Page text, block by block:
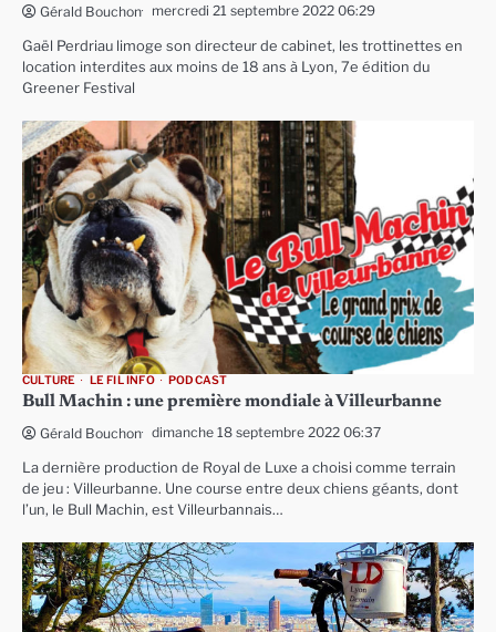
Gérald Bouchon mercredi 21 septembre 2022 06:29
Gaël Perdriau limoge son directeur de cabinet, les trottinettes en
location interdites aux moins de 18 ans à Lyon, 7e édition du
Greener Festival
CULTURE LE FIL INFO PODCAST
Bull Machin : une première mondiale à Villeurbanne
Gérald Bouchon dimanche 18 septembre 2022 06:37
La dernière production de Royal de Luxe a choisi comme terrain
de jeu : Villeurbanne. Une course entre deux chiens géants, dont
l’un, le Bull Machin, est Villeurbannais…